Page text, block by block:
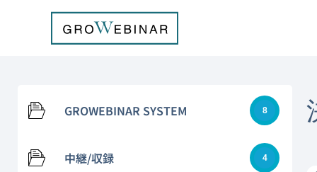
GROWEBINAR SYSTEM 8
中継/収録 4